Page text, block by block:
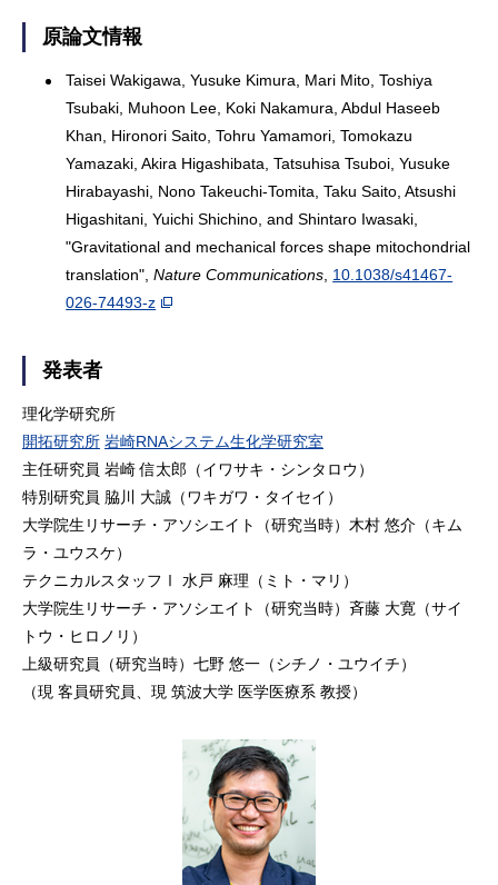
原論文情報
Taisei Wakigawa, Yusuke Kimura, Mari Mito, Toshiya
Tsubaki, Muhoon Lee, Koki Nakamura, Abdul Haseeb
Khan, Hironori Saito, Tohru Yamamori, Tomokazu
Yamazaki, Akira Higashibata, Tatsuhisa Tsuboi, Yusuke
Hirabayashi, Nono Takeuchi-Tomita, Taku Saito, Atsushi
Higashitani, Yuichi Shichino, and Shintaro Iwasaki,
"Gravitational and mechanical forces shape mitochondrial
translation",Nature Communications 10.1038/s41467-
026-74493-z
発表者
理化学研究所
開拓研究所 岩崎RNAシステム生化学研究室
主任研究員 岩崎 信太郎（イワサキ・シンタロウ）
特別研究員 脇川 大誠（ワキガワ・タイセイ）
大学院生リサーチ・アソシエイト（研究当時）木村 悠介（キム
ラ・ユウスケ）
テクニカルスタッフⅠ 水戸 麻理（ミト・マリ）
大学院生リサーチ・アソシエイト（研究当時）斉藤 大寛（サイ
トウ・ヒロノリ）
上級研究員（研究当時）七野 悠一（シチノ・ユウイチ）
（現 客員研究員、現 筑波大学 医学医療系 教授）